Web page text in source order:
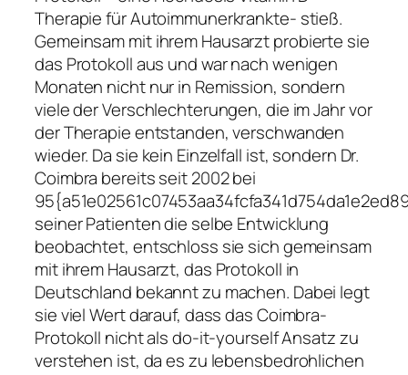
Therapie für Autoimmunerkrankte- stieß.
Gemeinsam mit ihrem Hausarzt probierte sie
das Protokoll aus und war nach wenigen
Monaten nicht nur in Remission, sondern
viele der Verschlechterungen, die im Jahr vor
der Therapie entstanden, verschwanden
wieder. Da sie kein Einzelfall ist, sondern Dr.
Coimbra bereits seit 2002 bei
seiner Patienten die selbe Entwicklung
beobachtet, entschloss sie sich gemeinsam
mit ihrem Hausarzt, das Protokoll in
Deutschland bekannt zu machen. Dabei legt
sie viel Wert darauf, dass das Coimbra-
Protokoll nicht als do-it-yourself Ansatz zu
verstehen ist, da es zu lebensbedrohlichen